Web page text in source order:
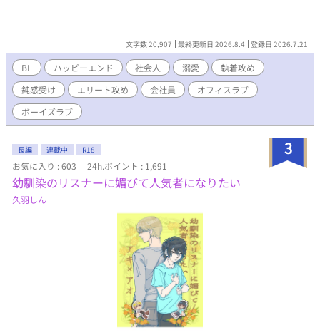
文字数 20,907 最終更新日 2026.8.4 登録日 2026.7.21
BL ハッピーエンド 社会人 溺愛
執着攻め
鈍感受け
エリート攻め 会社員
オフィスラブ
ボーイズラブ
3
長編 連載中 R18
お気に入り : 603 24h.ポイント : 1,691
幼馴染のリスナーに媚びて人気者になりたい
久羽しん